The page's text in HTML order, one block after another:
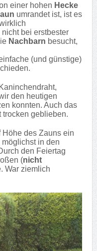
einer hohen Hecke
umrandet ist, ist es
bei erstbester
Nachbarn besucht,
(und günstige)
den heutigen
konnten. Auch das
trocken geblieben.
des Zauns ein
in den
den Feiertag
(nicht
War ziemlich